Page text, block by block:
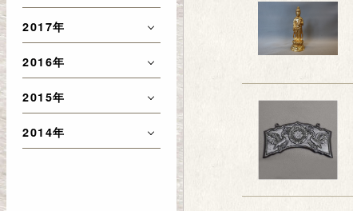
2017年
2016年
2015年
2014年